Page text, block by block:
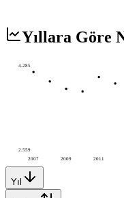
Yıllara Göre
2007 2009 2011
4.285
2.559
Yıl